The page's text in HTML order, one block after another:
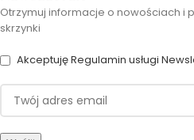
Otrzymuj informacje o nowościach i
skrzynki
Akceptuję Regulamin usługi